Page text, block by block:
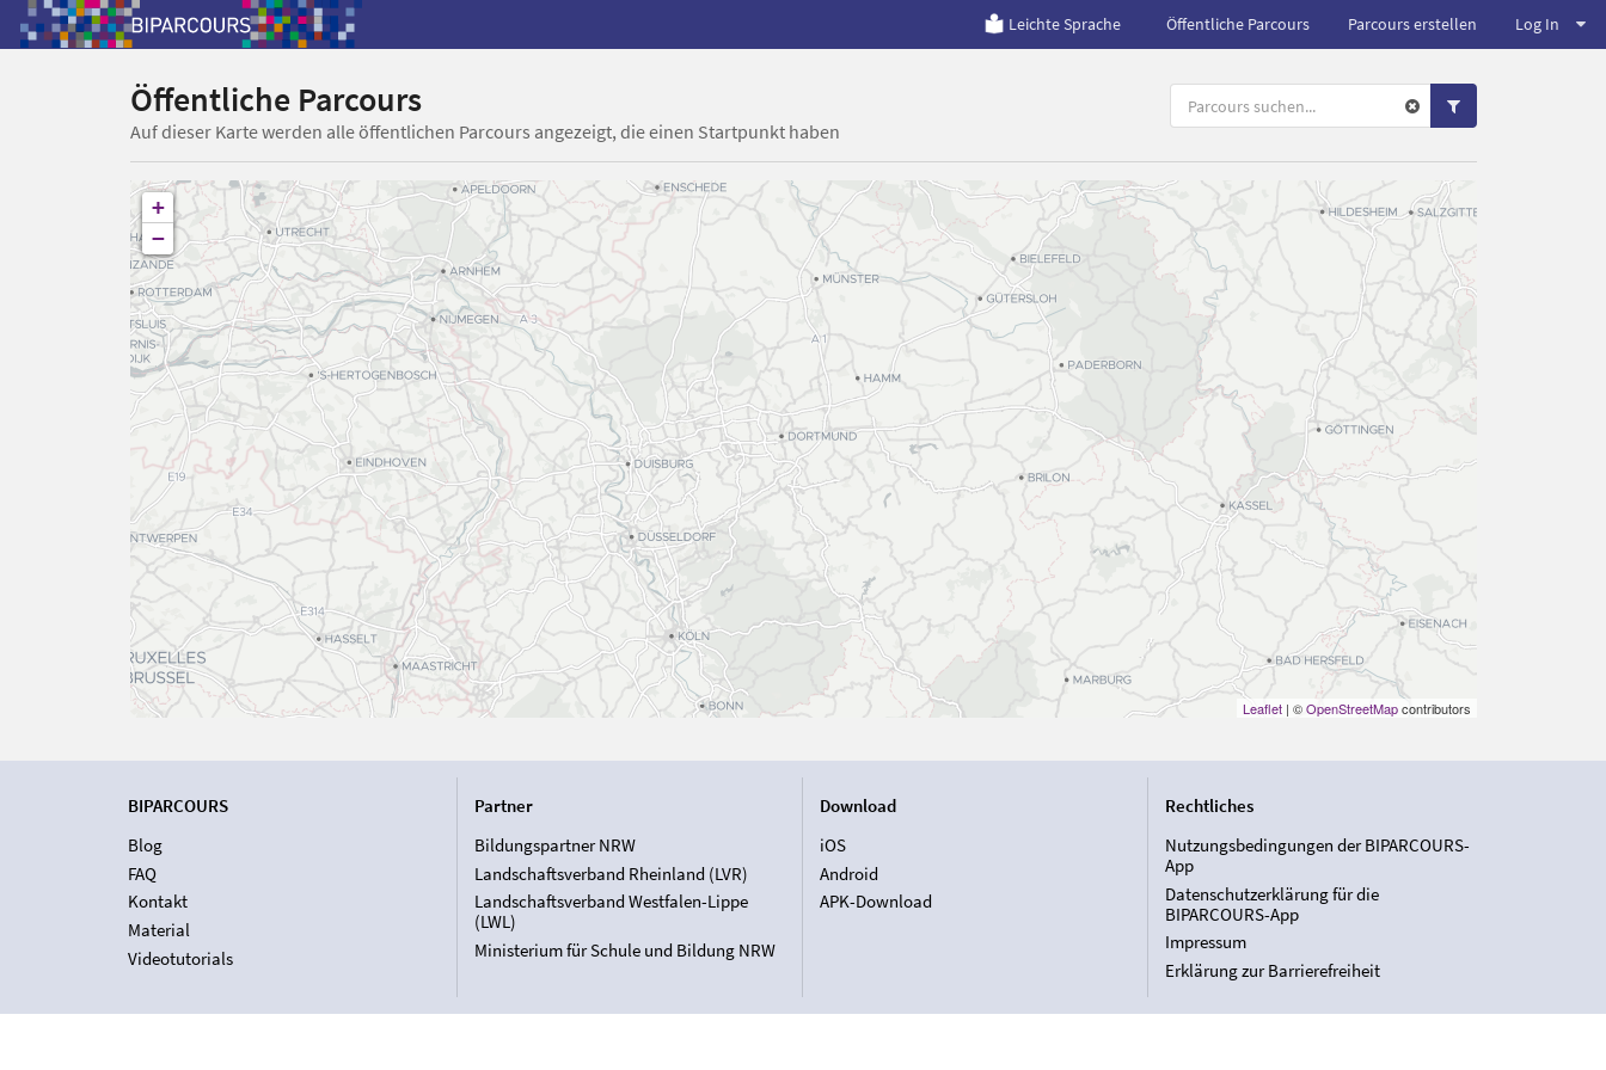
Leichte Sprache Öffentliche Parcours Parcours erstellen Log In
Öffentliche Parcours
Auf dieser Karte werden alle öffentlichen Parcours angezeigt, die einen Startpunkt haben
+
−
Leaflet| ©OpenStreetMapcontributors
BIPARCOURS
Blog
FAQ
Kontakt
Material
Videotutorials
Partner
Bildungspartner NRW
Landschaftsverband Rheinland (LVR)
Landschaftsverband Westfalen-Lippe
(LWL)
Ministerium für Schule und Bildung NRW
Download
iOS
Android
APK-Download
Rechtliches
Nutzungsbedingungen der BIPARCOURS-
App
Datenschutzerklärung für die
BIPARCOURS-App
Impressum
Erklärung zur Barrierefreiheit